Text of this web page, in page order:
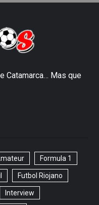
Catamarca… Mas que
Formula 1
Futbol Riojano
Interview